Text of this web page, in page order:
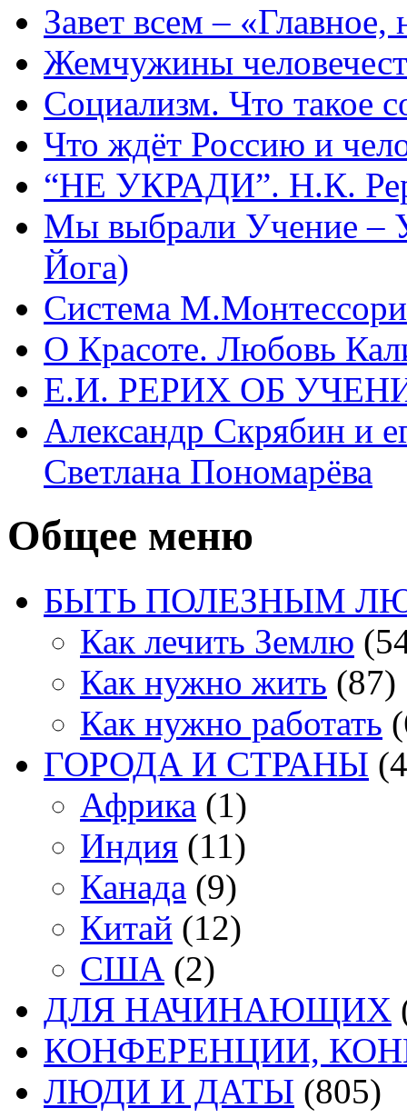
Завет всем –
Жемчужины
Социализм. Что такое
Что ждёт Россию и
“НЕ УКРАДИ”. Н.К.
Мы выбрали Учение –
Йога)
Система М.Монтессори
О Красоте. Любовь
Е.И. РЕРИХ ОБ
Александр Скрябин и
Светлана Пономарёва
Общее меню
БЫТЬ ПОЛЕЗНЫМ
Как лечить Землю
Как нужно жить (87)
Как нужно работать
ГОРОДА И СТРАНЫ
Африка (1)
Индия (11)
Канада (9)
Китай (12)
США (2)
ДЛЯ НАЧИНАЮЩИХ
КОНФЕРЕНЦИИ,
ЛЮДИ И ДАТЫ (805)